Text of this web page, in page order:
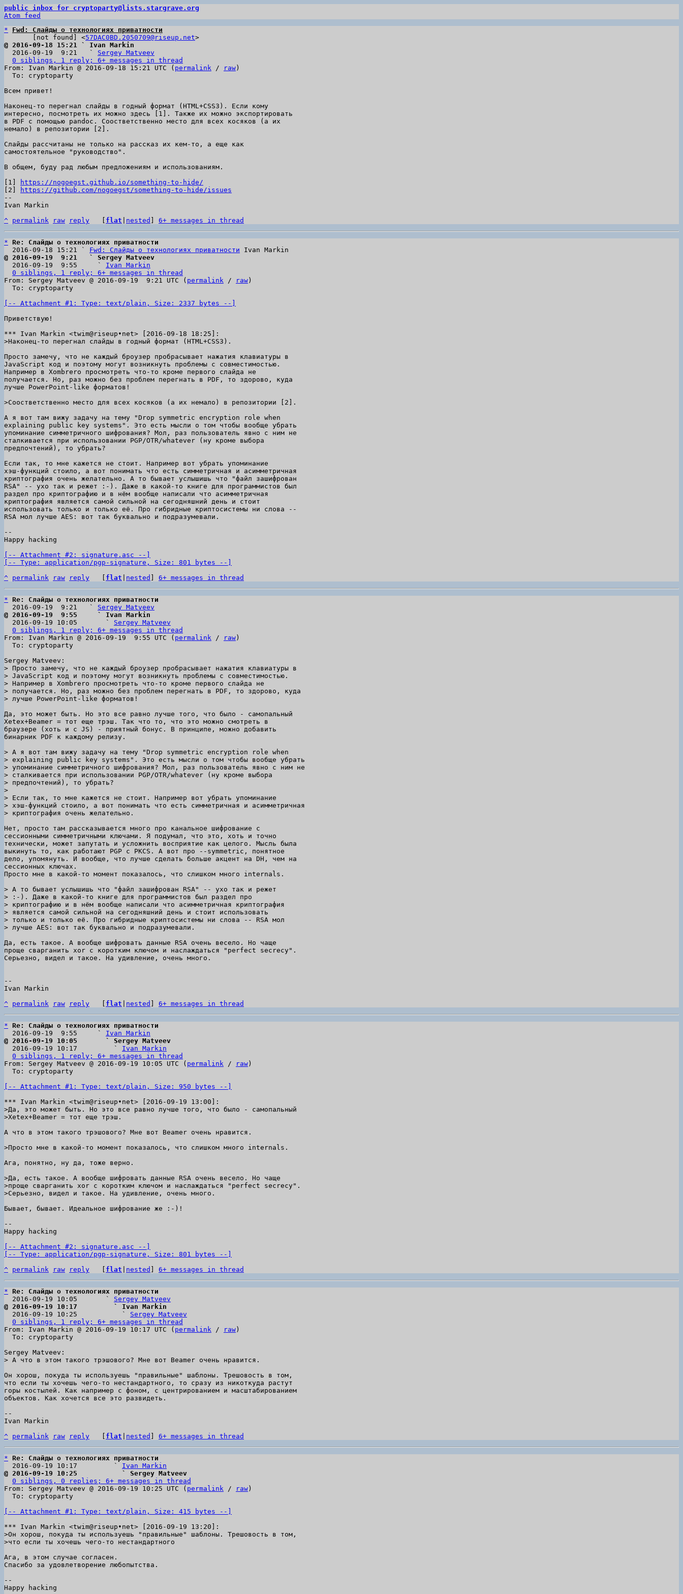
public inbox for cryptoparty@lists.stargrave.org
Atom feed
*
Fwd: Слайды о технологиях приватности
       [not found] <
57DAC0BD.2050709@riseup.net
@ 2016-09-18 15:21 ` Ivan Markin
2016-09-19  9:21   ` Sergey Matveev
0 siblings, 1 reply; 6+ messages in thread
From: Ivan Markin @ 2016-09-18 15:21 UTC ( permalink / raw )
Всем привет!
Наконец-то перегнал слайды в годный формат (HTML+CSS3). Если кому
интересно, посмотреть их можно здесь [1]. Также их можно экспортировать
в PDF с помощью pandoc. Соостветственно место для всех косяков (а их
немало) в репозитории [2].
Слайды рассчитаны не только на рассказ их кем-то, а еще как
самостоятельное "руководство".
В общем, буду рад любым предложениям и использованиям.
[1]
https://nogoegst.github.io/something-to-hide/
[2]
https://github.com/nogoegst/something-to-hide/issues
--
Ivan Markin
^
permalink raw reply flat nested 6+ messages in thread
* Re: Слайды о технологиях приватности
  2016-09-18 15:21 `
Fwd: Слайды о технологиях приватности
@ 2016-09-19  9:21   ` Sergey Matveev
2016-09-19  9:55     ` Ivan Markin
0 siblings, 1 reply; 6+ messages in thread
From: Sergey Matveev @ 2016-09-19  9:21 UTC ( permalink / raw )
[-- Attachment #1: Type: text/plain, Size: 2337 bytes --]
Приветствую!
Просто замечу, что не каждый броузер пробрасывает нажатия клавиатуры в
JavaScript код и поэтому могут возникнуть проблемы с совместимостью.
Например в Xombrero просмотреть что-то кроме первого слайда не
получается. Но, раз можно без проблем перегнать в PDF, то здорово, куда
лучше PowerPoint-like форматов!
А я вот там вижу задачу на тему "Drop symmetric encryption role when
explaining public key systems". Это есть мысли о том чтобы вообще убрать
упоминание симметричного шифрования? Мол, раз пользователь явно с ним не
сталкивается при использовании PGP/OTR/whatever (ну кроме выбора
предпочтений), то убрать?
Если так, то мне кажется не стоит. Например вот убрать упоминание
хэш-функций стоило, а вот понимать что есть симметричная и асимметричная
криптография очень желательно. А то бывает услышишь что "файл зашифрован
RSA" -- ухо так и режет :-). Даже в какой-то книге для программистов был
раздел про криптографию и в нём вообще написали что асимметричная
криптография является самой сильной на сегодняшний день и стоит
использовать только и только её. Про гибридные криптосистемы ни слова --
RSA мол лучше AES: вот так буквально и подразумевали.
--
Happy hacking
[-- Attachment #2: signature.asc --]
[-- Type: application/pgp-signature, Size: 801 bytes --]
^
permalink raw reply flat nested 6+ messages in thread
* Re: Слайды о технологиях приватности
  2016-09-19  9:21   `
Sergey Matveev
@ 2016-09-19  9:55     ` Ivan Markin
2016-09-19 10:05       ` Sergey Matveev
0 siblings, 1 reply; 6+ messages in thread
From: Ivan Markin @ 2016-09-19  9:55 UTC ( permalink / raw )
> Просто замечу, что не каждый броузер пробрасывает нажатия клавиатуры в
> JavaScript код и поэтому могут возникнуть проблемы с совместимостью.
> Например в Xombrero просмотреть что-то кроме первого слайда не
> получается. Но, раз можно без проблем перегнать в PDF, то здорово, куда
Да, это может быть. Но это все равно лучше того, что было - самопальный
Xetex+Beamer = тот еще трэш. Так что то, что это можно смотреть в
браузере (хоть и с JS) - приятный бонус. В принципе, можно добавить
бинарник PDF к каждому релизу.
> А я вот там вижу задачу на тему "Drop symmetric encryption role when
> explaining public key systems". Это есть мысли о том чтобы вообще убрать
> упоминание симметричного шифрования? Мол, раз пользователь явно с ним не
> сталкивается при использовании PGP/OTR/whatever (ну кроме выбора
> предпочтений), то убрать?
>
> Если так, то мне кажется не стоит. Например вот убрать упоминание
> хэш-функций стоило, а вот понимать что есть симметричная и асимметричная
Нет, просто там рассказывается много про канальное шифрование с
сессионными симметричными ключами. Я подумал, что это, хоть и точно
технически, может запутать и усложнить восприятие как целого. Мысль была
выкинуть то, как работают PGP с PKCS. А вот про --symmetric, понятное
дело, упомянуть. И вообще, что лучше сделать больше акцент на DH, чем на
сессионных ключах.
Просто мне в какой-то момент показалось, что слишком много internals.
> А то бывает услышишь что "файл зашифрован RSA" -- ухо так и режет
> :-). Даже в какой-то книге для программистов был раздел про
> криптографию и в нём вообще написали что асимметричная криптография
> является самой сильной на сегодняшний день и стоит использовать
> только и только её. Про гибридные криптосистемы ни слова -- RSA мол
Да, есть такое. А вообще шифровать данные RSA очень весело. Но чаще
проще сварганить xor с коротким ключом и наслаждаться "perfect secrecy".
Серьезно, видел и такое. На удивление, очень много.
--
Ivan Markin
^
permalink raw reply flat nested 6+ messages in thread
* Re: Слайды о технологиях приватности
  2016-09-19  9:55     `
Ivan Markin
@ 2016-09-19 10:05       ` Sergey Matveev
2016-09-19 10:17         ` Ivan Markin
0 siblings, 1 reply; 6+ messages in thread
From: Sergey Matveev @ 2016-09-19 10:05 UTC ( permalink / raw )
[-- Attachment #1: Type: text/plain, Size: 950 bytes --]
>Да, это может быть. Но это все равно лучше того, что было - самопальный
А что в этом такого трэшового? Мне вот Beamer очень нравится.
Ага, понятно, ну да, тоже верно.
>Да, есть такое. А вообще шифровать данные RSA очень весело. Но чаще
>проще сварганить xor с коротким ключом и наслаждаться "perfect secrecy".
Бывает, бывает. Идеальное шифрование же :-)!
--
Happy hacking
[-- Attachment #2: signature.asc --]
[-- Type: application/pgp-signature, Size: 801 bytes --]
^
permalink raw reply flat nested 6+ messages in thread
* Re: Слайды о технологиях приватности
  2016-09-19 10:05       `
Sergey Matveev
@ 2016-09-19 10:17         ` Ivan Markin
2016-09-19 10:25           ` Sergey Matveev
0 siblings, 1 reply; 6+ messages in thread
From: Ivan Markin @ 2016-09-19 10:17 UTC ( permalink / raw )
Он хорош, покуда ты используешь "правильные" шаблоны. Трешовость в том,
что если ты хочешь чего-то нестандартного, то сразу из никоткуда растут
горы костылей. Как например с фоном, с центрированием и масштабированием
объектов. Как хочется все это развидеть.
--
Ivan Markin
^
permalink raw reply flat nested 6+ messages in thread
* Re: Слайды о технологиях приватности
  2016-09-19 10:17         `
Ivan Markin
@ 2016-09-19 10:25           ` Sergey Matveev
0 siblings, 0 replies; 6+ messages in thread
From: Sergey Matveev @ 2016-09-19 10:25 UTC ( permalink / raw )
[-- Attachment #1: Type: text/plain, Size: 415 bytes --]
>Он хорош, покуда ты используешь "правильные" шаблоны. Трешовость в том,
Ага, в этом случае согласен.
Спасибо за удовлетворение любопытства.
--
Happy hacking